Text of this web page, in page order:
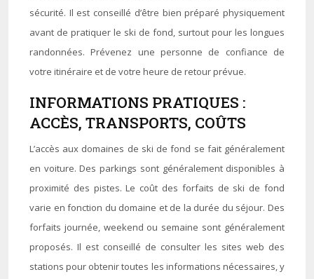
sécurité. Il est conseillé d’être bien préparé physiquement
avant de pratiquer le ski de fond, surtout pour les longues
randonnées. Prévenez une personne de confiance de
votre itinéraire et de votre heure de retour prévue.
INFORMATIONS PRATIQUES :
ACCÈS, TRANSPORTS, COÛTS
L’accès aux domaines de ski de fond se fait généralement
en voiture. Des parkings sont généralement disponibles à
proximité des pistes. Le coût des forfaits de ski de fond
varie en fonction du domaine et de la durée du séjour. Des
forfaits journée, weekend ou semaine sont généralement
proposés. Il est conseillé de consulter les sites web des
stations pour obtenir toutes les informations nécessaires, y